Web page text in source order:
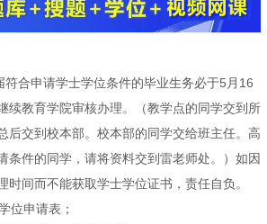
合申请学士学位条件的毕业生务必于5月16
续教育学院审核办理。（教学点的同学交到所
后交到校本部。校本部的同学交给班主任。高
条件的同学，请将资料交到雷老师处。）如因
时间而不能获取学士学位证书，责任自负。
位申请表；